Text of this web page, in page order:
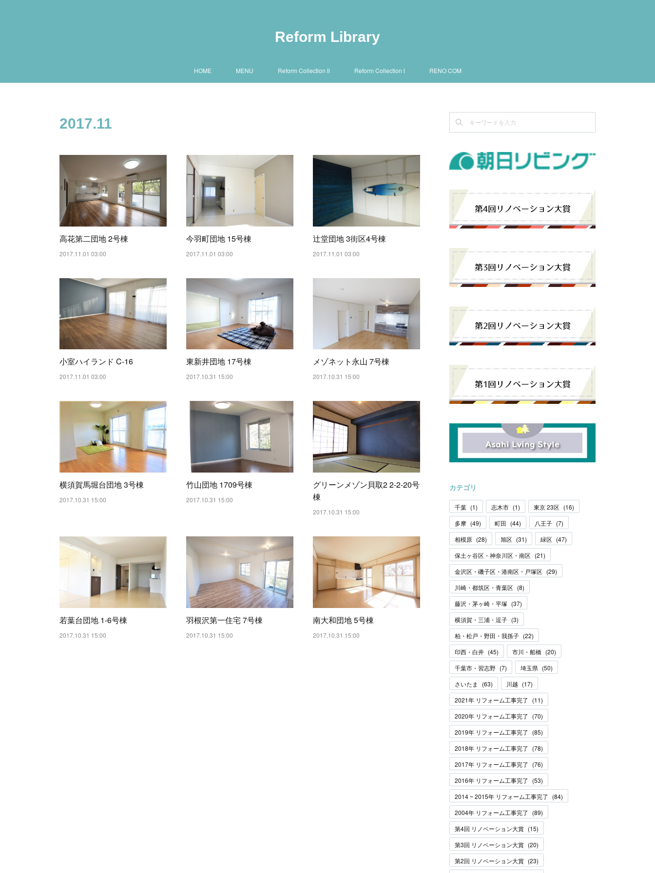
Reform Library
HOME MENU Reform Collection Ⅱ Reform Collection Ⅰ RENO COM
2017.11
高花第二団地 2号棟
2017.11.01 03:00
今羽町団地 15号棟
2017.11.01 03:00
辻堂団地 3街区4号棟
2017.11.01 03:00
小室ハイランド C-16
2017.11.01 03:00
東新井団地 17号棟
2017.10.31 15:00
メゾネット永山 7号棟
2017.10.31 15:00
横須賀馬堀台団地 3号棟
2017.10.31 15:00
竹山団地 1709号棟
2017.10.31 15:00
グリーンメゾン貝取2 2-2-20号
棟
2017.10.31 15:00
若葉台団地 1-6号棟
2017.10.31 15:00
羽根沢第一住宅 7号棟
2017.10.31 15:00
南大和団地 5号棟
2017.10.31 15:00
カテゴリ
千葉 (1) 志木市 (1) 東京 23区 (16)
多摩 (49) 町田 (44) 八王子 (7)
相模原 (28) 旭区 (31) 緑区 (47)
保土ヶ谷区・神奈川区・南区 (21)
金沢区・磯子区・港南区・戸塚区 (29)
川崎・都筑区・青葉区 (8)
藤沢・茅ヶ崎・平塚 (37)
横須賀・三浦・逗子 (3)
柏・松戸・野田・我孫子 (22)
印西・白井 (45) 市川・船橋 (20)
千葉市・習志野 (7) 埼玉県 (50)
さいたま
(63) 川越 (17)
2021年 リフォーム工事完了
(11)
2020年 リフォーム工事完了
(70)
2019年 リフォーム工事完了
(85)
2018年 リフォーム工事完了
(78)
2017年 リフォーム工事完了
(76)
2016年 リフォーム工事完了
(53)
2014 ~ 2015年 リフォーム工事完了
(84)
2004年 リフォーム工事完了
(89)
第4回 リノベーション大賞 (15)
第3回 リノベーション大賞 (20)
第2回 リノベーション大賞 (23)